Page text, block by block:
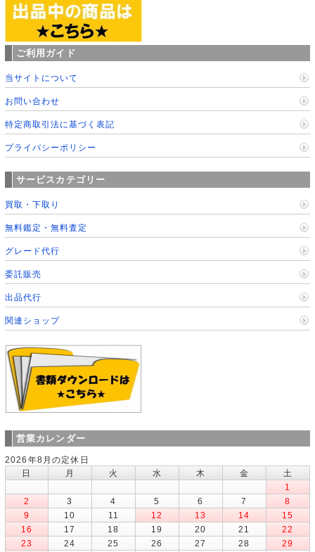
ご利用ガイド
当サイトについて
お問い合わせ
特定商取引法に基づく表記
プライバシーポリシー
サービスカテゴリー
買取・下取り
無料鑑定・無料査定
グレード代行
委託販売
出品代行
関連ショップ
営業カレンダー
2026年8月の定休日
日
月 火 水 木 金
土
1
2
3 4 5 6 7
8
9
10 11 12 13 14
15
16
17 18 19 20 21
22
23
24 25 26 27 28
29